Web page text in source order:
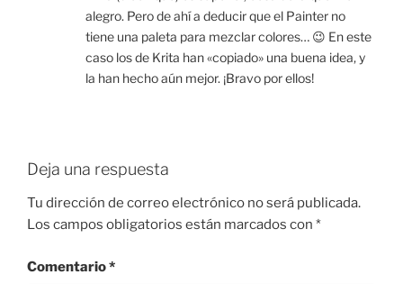
alegro. Pero de ahí a deducir que el Painter no
tiene una paleta para mezclar colores… 😉 En este
caso los de Krita han «copiado» una buena idea, y
la han hecho aún mejor. ¡Bravo por ellos!
Deja una respuesta
Tu dirección de correo electrónico no será publicada.
Los campos obligatorios están marcados con *
Comentario*